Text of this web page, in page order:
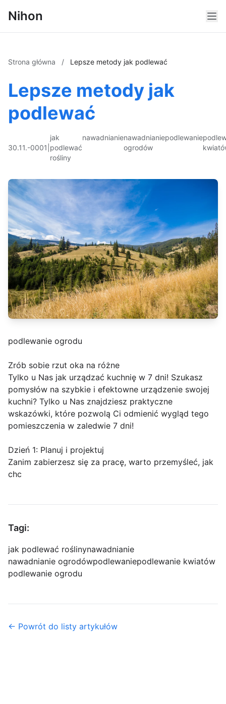
Nihon
Strona główna / Lepsze metody jak podlewać
Lepsze metody jak
podlewać
30.11.-0001
jak
podlewać
rośliny
nawadnianienawadnianie
ogrodów
podlewanie
podlewanie ogrodu
Zrób sobie rzut oka na różne
Tylko u Nas jak urządzać kuchnię w 7 dni! Szukasz
pomysłów na szybkie i efektowne urządzenie swojej
kuchni? Tylko u Nas znajdziesz praktyczne
wskazówki, które pozwolą Ci odmienić wygląd tego
pomieszczenia w zaledwie 7 dni!
Dzień 1: Planuj i projektuj
Zanim zabierzesz się za pracę, warto przemyśleć, jak
chc
Tagi:
jak podlewać roślinynawadnianie
nawadnianie ogrodówpodlewaniepodlewanie kwiatów
podlewanie ogrodu
← Powrót do listy artykułów